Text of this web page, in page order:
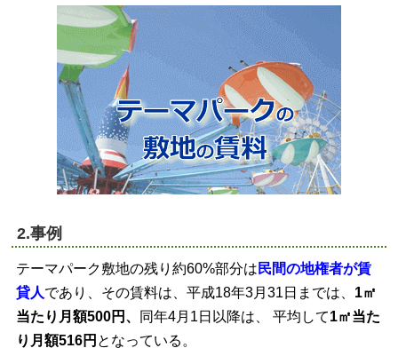
2.事例
テーマパーク敷地の残り約60%部分は 民間の地権者が賃
貸人であり、その賃料は、平成18年3月31日までは、 1㎡
当たり月額500円、 同年4月1日以降は、 平均して1㎡当た
り月額516円 となっている。